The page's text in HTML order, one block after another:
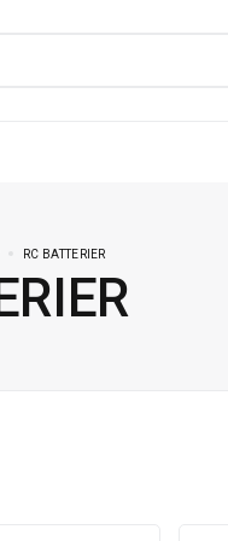
RC BATTERIER